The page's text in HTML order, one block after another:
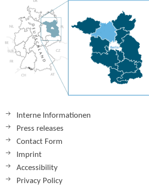
Interne Informationen
Press releases
Contact Form
Imprint
Accessibility
Privacy Policy